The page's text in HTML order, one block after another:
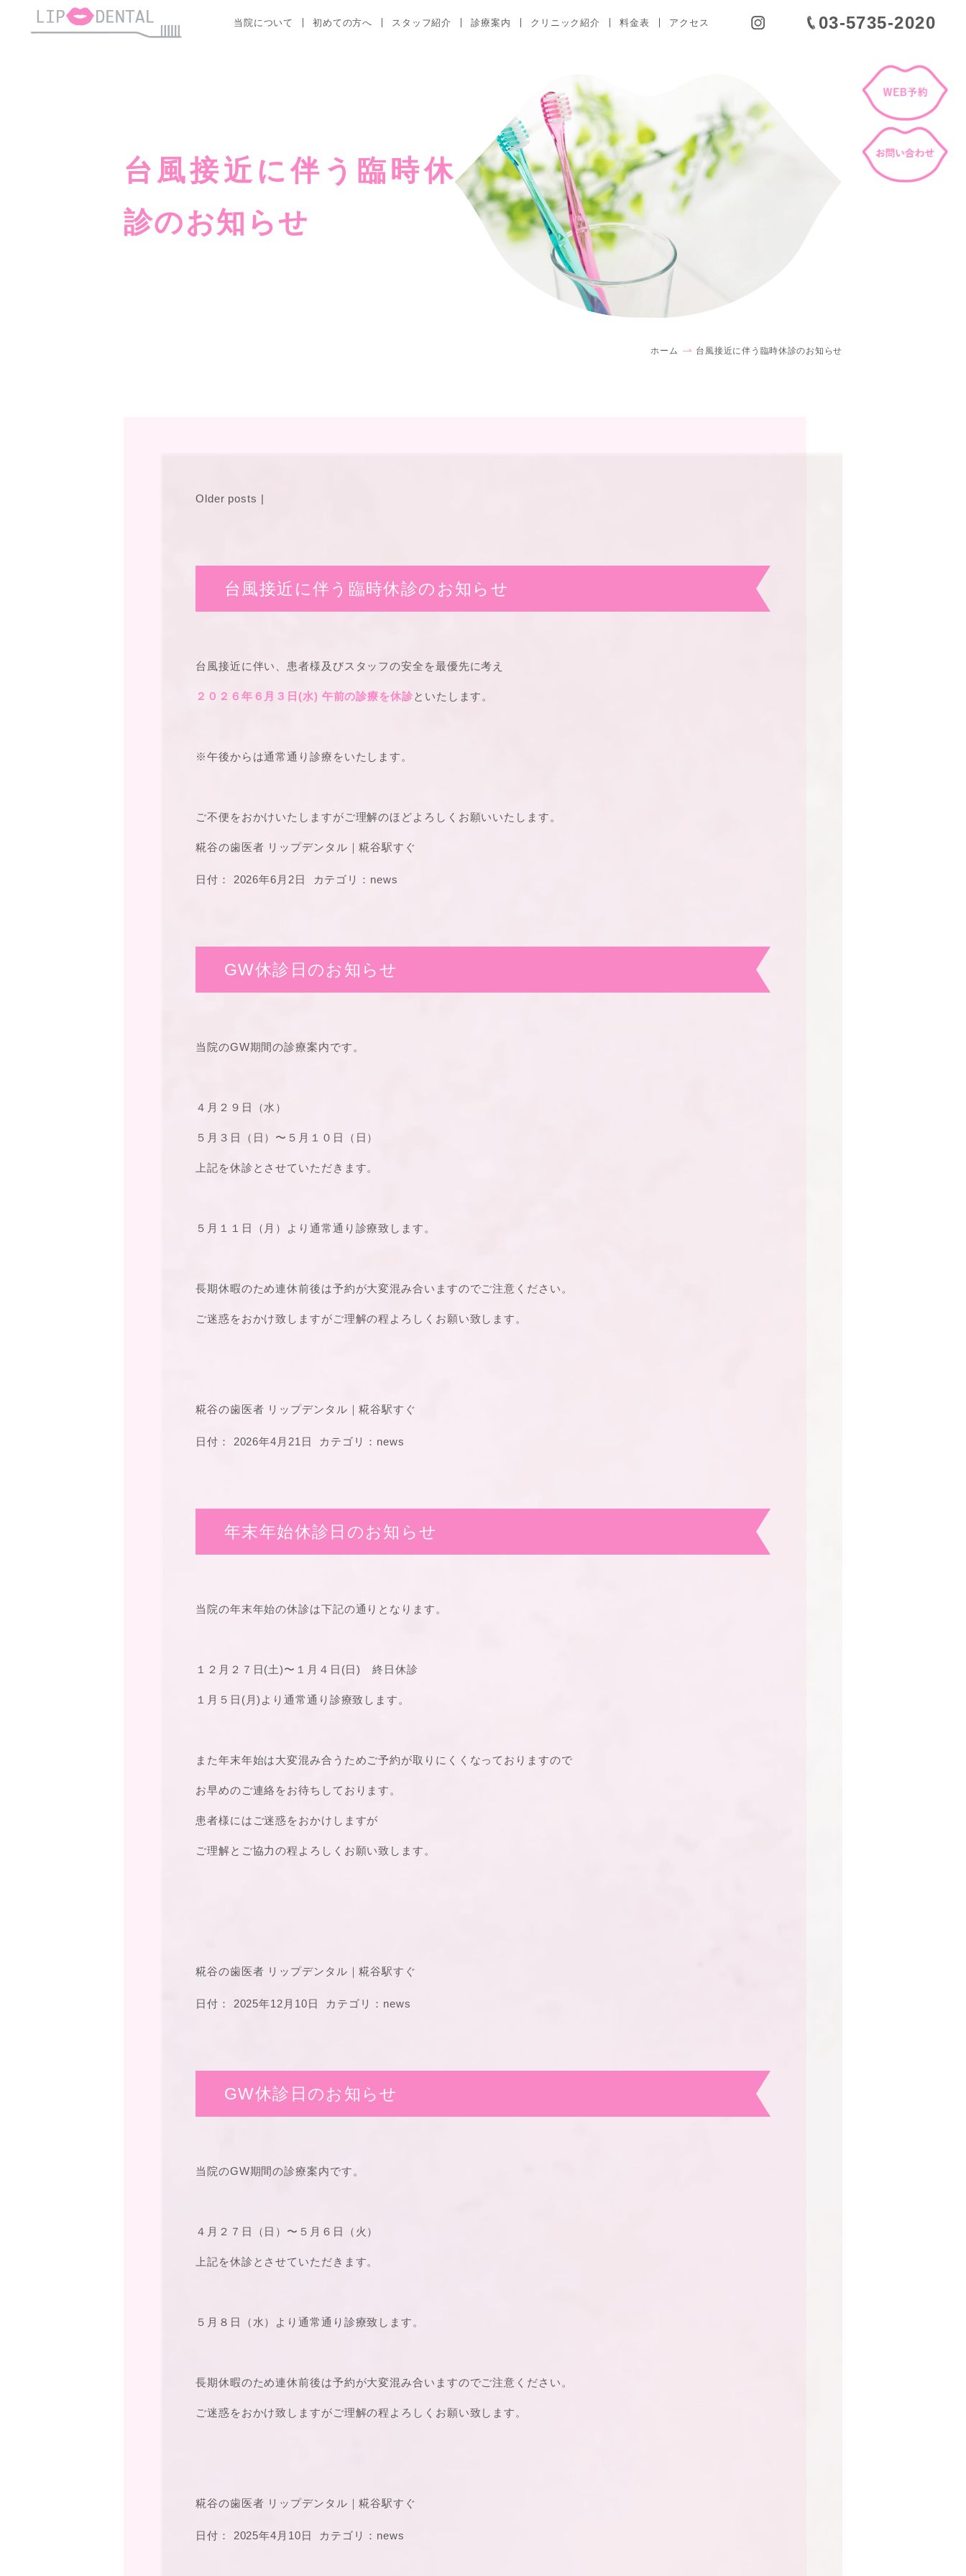
当院について 初めての方へ スタッフ紹介 診療案内 クリニック紹介 料金表 アクセス 03-5735-2020
台風接近に伴う臨時休
診のお知らせ
ホーム 台風接近に伴う臨時休診のお知らせ
Older posts |
台風接近に伴う臨時休診のお知らせ
台風接近に伴い、患者様及びスタッフの安全を最優先に考え
２０２６年６月３日(水) 午前の診療を休診といたします。
※午後からは通常通り診療をいたします。
ご不便をおかけいたしますがご理解のほどよろしくお願いいたします。
糀谷の歯医者 リップデンタル｜糀谷駅すぐ
日付： 2026年6月2日 カテゴリ： news
GW休診日のお知らせ
当院のGW期間の診療案内です。
４月２９日（水）
５月３日（日）〜５月１０日（日）
上記を休診とさせていただきます。
５月１１日（月）より通常通り診療致します。
長期休暇のため連休前後は予約が大変混み合いますのでご注意ください。
ご迷惑をおかけ致しますがご理解の程よろしくお願い致します。
糀谷の歯医者 リップデンタル｜糀谷駅すぐ
日付： 2026年4月21日 カテゴリ： news
年末年始休診日のお知らせ
当院の年末年始の休診は下記の通りとなります。
１２月２７日(土)〜１月４日(日) 終日休診
１月５日(月)より通常通り診療致します。
また年末年始は大変混み合うためご予約が取りにくくなっておりますので
お早めのご連絡をお待ちしております。
患者様にはご迷惑をおかけしますが
ご理解とご協力の程よろしくお願い致します。
糀谷の歯医者 リップデンタル｜糀谷駅すぐ
日付： 2025年12月10日 カテゴリ： news
GW休診日のお知らせ
当院のGW期間の診療案内です。
４月２７日（日）〜５月６日（火）
上記を休診とさせていただきます。
５月８日（水）より通常通り診療致します。
長期休暇のため連休前後は予約が大変混み合いますのでご注意ください。
ご迷惑をおかけ致しますがご理解の程よろしくお願い致します。
糀谷の歯医者 リップデンタル｜糀谷駅すぐ
日付： 2025年4月10日 カテゴリ： news